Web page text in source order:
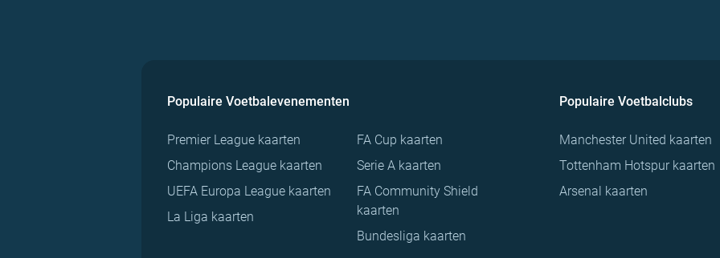
Populaire Voetbalevenementen
Premier League kaarten
Champions League kaarten
UEFA Europa League kaarten
La Liga kaarten
FA Cup kaarten
Serie A kaarten
FA Community Shield
kaarten
Bundesliga kaarten
Populaire Voetbalclubs
Manchester United kaarten
Tottenham Hotspur kaarten
Arsenal kaarten